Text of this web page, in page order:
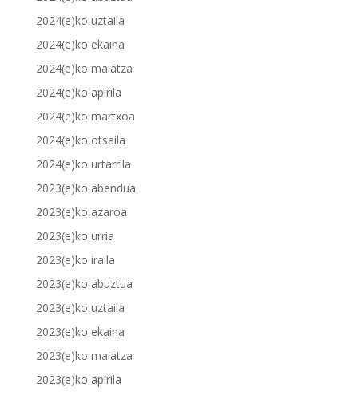
2024(e)ko uztaila
2024(e)ko ekaina
2024(e)ko maiatza
2024(e)ko apirila
2024(e)ko martxoa
2024(e)ko otsaila
2024(e)ko urtarrila
2023(e)ko abendua
2023(e)ko azaroa
2023(e)ko urria
2023(e)ko iraila
2023(e)ko abuztua
2023(e)ko uztaila
2023(e)ko ekaina
2023(e)ko maiatza
2023(e)ko apirila